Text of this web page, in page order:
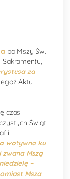
po Mszy Św.
Sakramentu,
za
Aktu
czas
Świąt
i
wotywna ku
zwana Mszą
–
Msza